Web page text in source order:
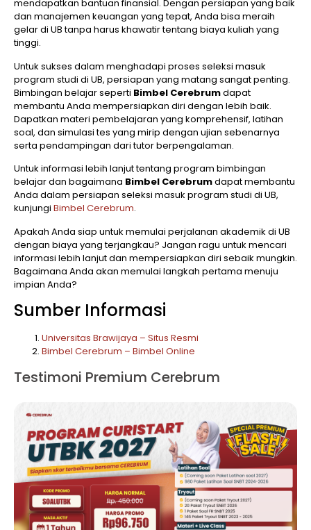
mendapatkan bantuan finansial. Dengan persiapan yang baik
dan manajemen keuangan yang tepat, Anda bisa meraih
gelar di UB tanpa harus khawatir tentang biaya kuliah yang
tinggi.
Untuk sukses dalam menghadapi proses seleksi masuk
program studi di UB, persiapan yang matang sangat penting.
Bimbingan belajar seperti Bimbel Cerebrumdapat
membantu Anda mempersiapkan diri dengan lebih baik.
Dapatkan materi pembelajaran yang komprehensif, latihan
soal, dan simulasi tes yang mirip dengan ujian sebenarnya
serta pendampingan dari tutor berpengalaman.
Untuk informasi lebih lanjut tentang program bimbingan
belajar dan bagaimana Bimbel Cerebrumdapat membantu
Anda dalam persiapan seleksi masuk program studi di UB,
kunjungi Bimbel Cerebrum.
Apakah Anda siap untuk memulai perjalanan akademik di UB
dengan biaya yang terjangkau? Jangan ragu untuk mencari
informasi lebih lanjut dan mempersiapkan diri sebaik mungkin.
Bagaimana Anda akan memulai langkah pertama menuju
impian Anda?
Sumber Informasi
Universitas Brawijaya – Situs Resmi
Bimbel Cerebrum – Bimbel Online
Testimoni Premium Cerebrum